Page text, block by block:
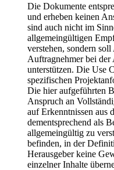
Die Dokumente
und erheben keinen
sind auch nicht im
allgemeingültigen
verstehen, sondern
Auftragnehmer bei
unterstützen. Die Use
spezifischen
Die hier aufgeführten
Anspruch an
auf Erkenntnissen aus
dementsprechend als
allgemeingültig zu
befinden, in der
Herausgeber keine
einzelner Inhalte